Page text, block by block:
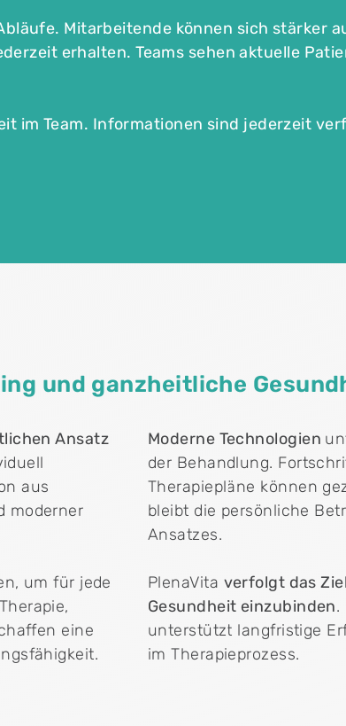
Mitarbeitende können sich stärker
erhalten. Teams sehen aktuelle
im Team. Informationen sind jederzeit
und ganzheitliche
Ansatz
aus
moderner
um für jede
eine
Moderne Technologien
der Behandlung.
Therapiepläne können
bleibt die persönliche
Ansatzes.
PlenaVita verfolgt das
Gesundheit einzubinden.
unterstützt langfristige
im Therapieprozess.